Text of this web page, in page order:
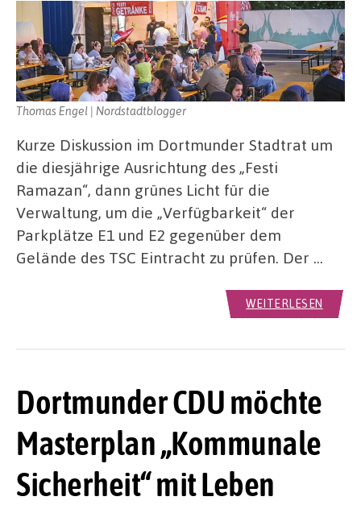
Thomas Engel | Nordstadtblogger
Kurze Diskussion im Dortmunder Stadtrat um
die diesjährige Ausrichtung des „Festi
Ramazan“, dann grünes Licht für die
Verwaltung, um die „Verfügbarkeit“ der
Parkplätze E1 und E2 gegenüber dem
Gelände des TSC Eintracht zu prüfen. Der …
WEITERLESEN
Dortmunder CDU möchte
Masterplan „Kommunale
Sicherheit“ mit Leben